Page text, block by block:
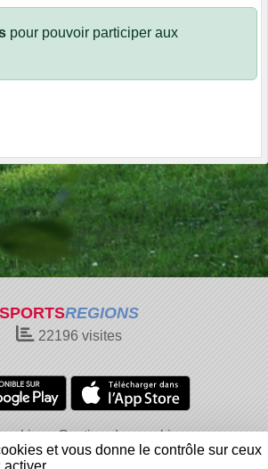
pour pouvoir participer aux
SPORTSREGIONS
22196visites
Gestion des cookies
Signaler un contenu inapproprié
et vous donne le contrôle sur ceux
activer